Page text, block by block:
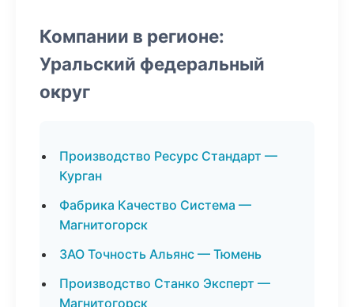
Компании в регионе:
Уральский федеральный
округ
Производство Ресурс Стандарт —
Курган
Фабрика Качество Система —
Магнитогорск
ЗАО Точность Альянс — Тюмень
Производство Станко Эксперт —
Магнитогорск